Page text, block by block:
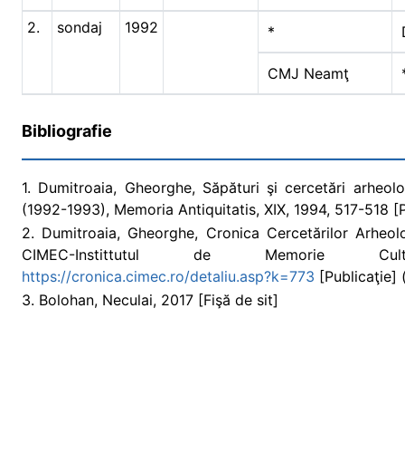
2. sondaj 1992 *
CMJ Neamţ
Bibliografie
1. Dumitroaia, Gheorghe, Săpături şi cercetări
(1992-1993), Memoria Antiquitatis, XIX, 1994, 517-518
2. Dumitroaia, Gheorghe, Cronica Cercetărilor
CIMEC-Instittutul de Memorie
https://cronica.cimec.ro/detaliu.asp?k=773 [Publicaţie]
3. Bolohan, Neculai, 2017 [Fişă de sit]